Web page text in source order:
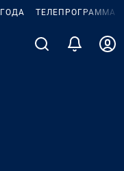
ТЕЛЕПРОГРАММА